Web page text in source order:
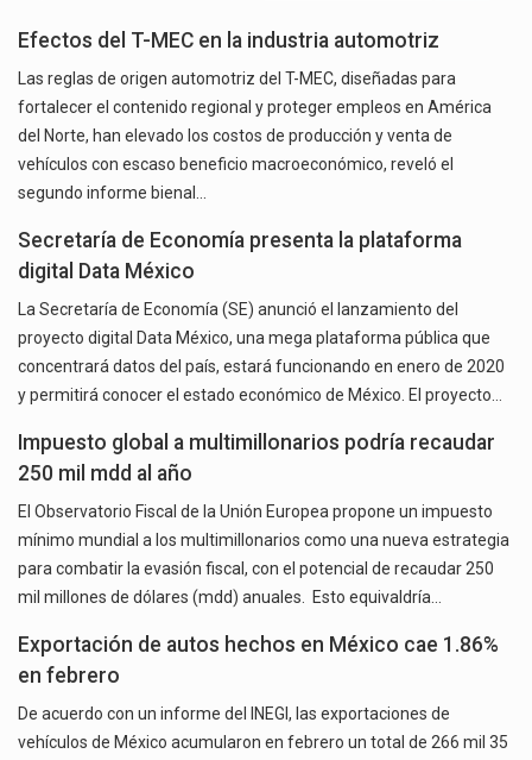
Efectos del T-MEC en la industria automotriz
Las reglas de origen automotriz del T-MEC, diseñadas para
fortalecer el contenido regional y proteger empleos en América
del Norte, han elevado los costos de producción y venta de
vehículos con escaso beneficio macroeconómico, reveló el
segundo informe bienal…
Secretaría de Economía presenta la plataforma
digital Data México
La Secretaría de Economía (SE) anunció el lanzamiento del
proyecto digital Data México, una mega plataforma pública que
concentrará datos del país, estará funcionando en enero de 2020
y permitirá conocer el estado económico de México. El proyecto…
Impuesto global a multimillonarios podría recaudar
250 mil mdd al año
El Observatorio Fiscal de la Unión Europea propone un impuesto
mínimo mundial a los multimillonarios como una nueva estrategia
para combatir la evasión fiscal, con el potencial de recaudar 250
mil millones de dólares (mdd) anuales. Esto equivaldría…
Exportación de autos hechos en México cae 1.86%
en febrero
De acuerdo con un informe del INEGI, las exportaciones de
vehículos de México acumularon en febrero un total de 266 mil 35